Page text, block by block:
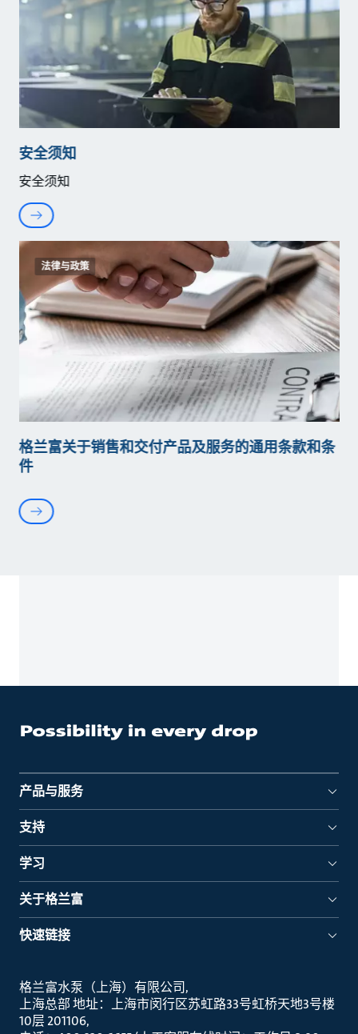
安全须知
安全须知
法律与政策
格兰富关于销售和交付产品及服务的通用条款和条
件
产品与服务
支持
学习
关于格兰富
快速链接
格兰富水泵（上海）有限公司
上海总部 地址：上海市闵行区苏虹路33号虹桥天地3号楼
10层 201106